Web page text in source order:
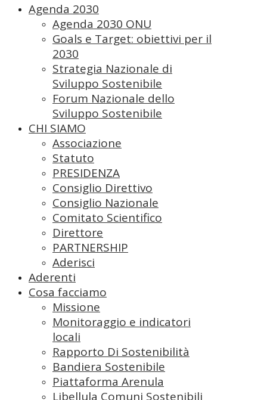
Agenda 2030
Agenda 2030 ONU
Goals e Target: obiettivi per il
2030
Strategia Nazionale di
Sviluppo Sostenibile
Forum Nazionale dello
Sviluppo Sostenibile
CHI SIAMO
Associazione
Statuto
PRESIDENZA
Consiglio Direttivo
Consiglio Nazionale
Comitato Scientifico
Direttore
PARTNERSHIP
Aderisci
Aderenti
Cosa facciamo
Missione
Monitoraggio e indicatori
locali
Rapporto Di Sostenibilità
Bandiera Sostenibile
Piattaforma Arenula
Libellula Comuni Sostenibili